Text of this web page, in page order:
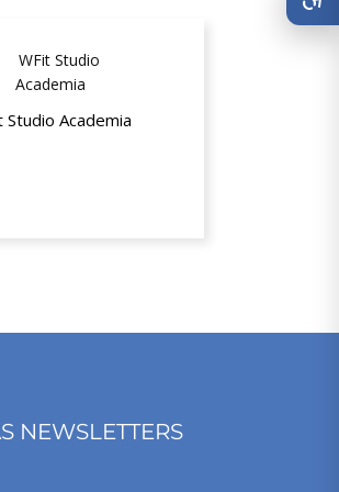
Studio Academia
NEWSLETTERS